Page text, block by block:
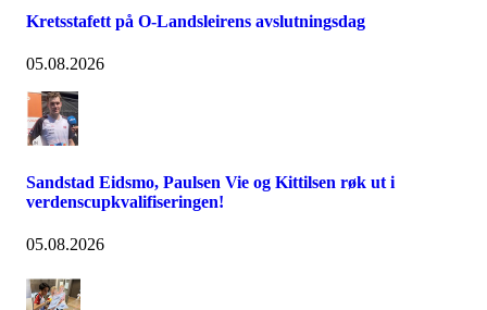
Kretsstafett på O-Landsleirens avslutningsdag
05.08.2026
Sandstad Eidsmo, Paulsen Vie og Kittilsen røk ut i
verdenscupkvalifiseringen!
05.08.2026